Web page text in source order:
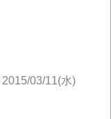
2015/03/11(水)